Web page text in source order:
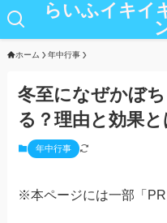
らいふイキイ
ホーム 年中行事
冬至になぜかぼ
る？理由と効果と
年中行事
※本ページには一部「